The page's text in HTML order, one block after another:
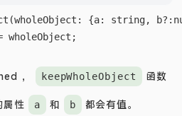
{a: string,
wholeObject;
， keepWholeObject 函数
属性 a 和 b 都会有值。